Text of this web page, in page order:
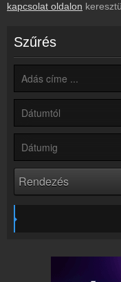
Hírek
Kapcsolat
Írj nekünk!
Partnerek
Rádiós partnerek
Ágyazd be weboldaladba
Készítés lépésről lépésre
kapcsolat oldalon
Szűrés